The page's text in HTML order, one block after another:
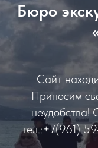
Бюро
Сайт
Приносим
неудобства!
тел.:+7(961)